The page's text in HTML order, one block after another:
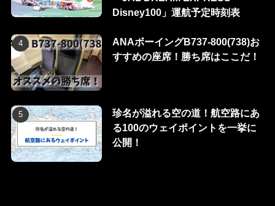
Disney100」運航予定時刻表
ANAボーイングB737-800(738)お
すすめの座席！勝ち席はここだ！
珍名が溢れる空の道！航空路にあ
る100のウェイポイントを一挙に
公開！